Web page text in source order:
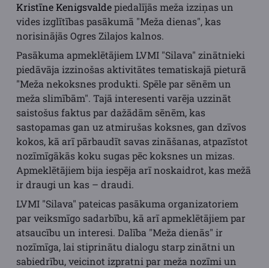
Kristīne Kenigsvaldepiedalījās meža izziņas un
vides izglītības pasākumā "Meža dienas", kas
norisinājās Ogres Zilajos kalnos.
Pasākuma apmeklētājiem LVMI "Silava" zinātnieki
piedāvāja izzinošas aktivitātes tematiskajā pieturā
"Meža nekoksnes produkti. Spēle par sēnēm un
meža slimībām". Tajā interesenti varēja uzzināt
saistošus faktus par dažādām sēnēm, kas
sastopamas gan uz atmirušas koksnes, gan dzīvos
kokos, kā arī pārbaudīt savas zināšanas, atpazīstot
nozīmīgākās koku sugas pēc koksnes un mizas.
Apmeklētājiem bija iespēja arī noskaidrot, kas mežā
ir draugi un kas – draudi.
LVMI "Silava" pateicas pasākuma organizatoriem
par veiksmīgo sadarbību, kā arī apmeklētājiem par
atsaucību un interesi. Dalība "Meža dienās" ir
nozīmīga, lai stiprinātu dialogu starp zinātni un
sabiedrību, veicinot izpratni par meža nozīmi un